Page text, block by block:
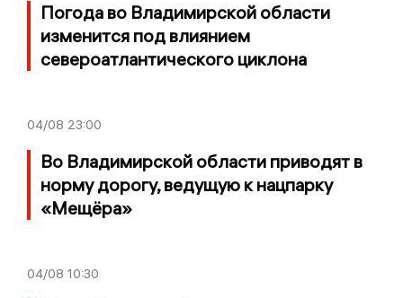
Погода во Владимирской области
изменится под влиянием
североатлантического циклона
04/08 23:00
Во Владимирской области приводят в
норму дорогу, ведущую к нацпарку
«Мещёра»
04/08 10:30